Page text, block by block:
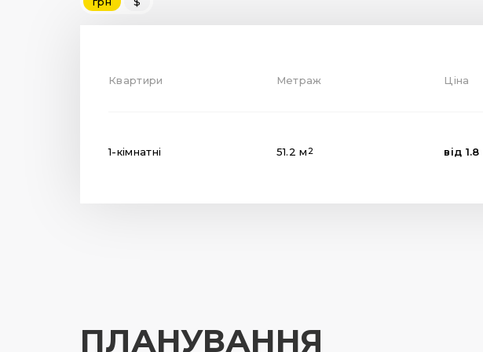
Квартири Метраж Ціна
1-кімнатні 51.2 м2 від 1.8
ПЛАНУВАННЯ